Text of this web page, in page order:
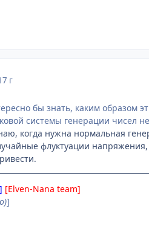
г
бы знать, каким образом
системы генерации чисел
когда нужна нормальная
флуктуации
[Elven-Nana team]
]